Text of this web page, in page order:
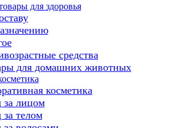
для здоровья
средства
для домашних животных
косметика
за лицом
за телом